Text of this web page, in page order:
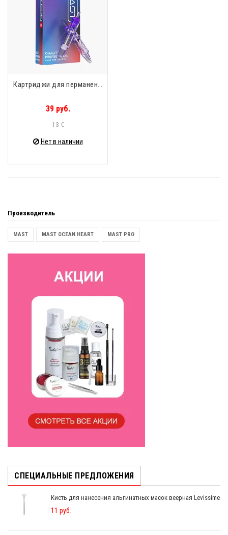
39 руб.
13 €
Нет в наличии
Производитель
MAST MAST OCEAN HEART MAST PRO
СПЕЦИАЛЬНЫЕ ПРЕДЛОЖЕНИЯ
Кисть для нанесения альгинатных масок веерная Levissime
11 руб.